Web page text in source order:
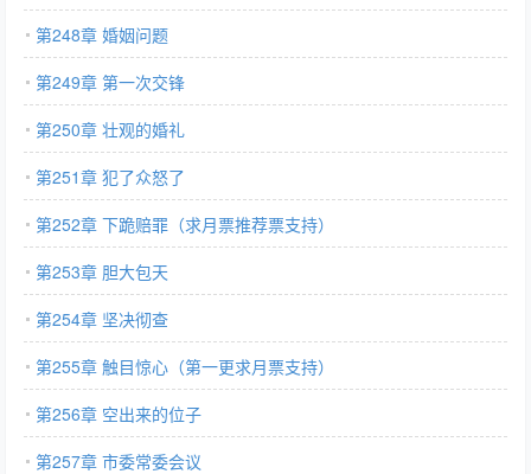
第248章 婚姻问题
第249章 第一次交锋
第250章 壮观的婚礼
第251章 犯了众怒了
第252章 下跪赔罪（求月票推荐票支持）
第253章 胆大包天
第254章 坚决彻查
第255章 触目惊心（第一更求月票支持）
第256章 空出来的位子
第257章 市委常委会议